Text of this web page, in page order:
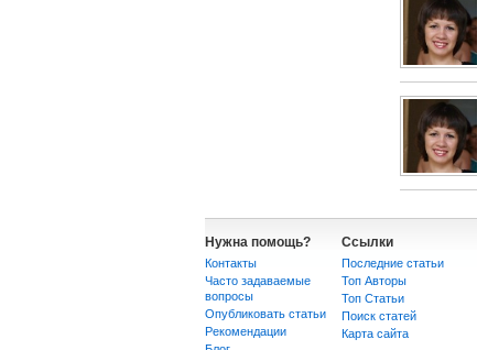
Нужна помощь?
Контакты
Часто задаваемые
вопросы
Опубликовать статьи
Рекомендации
Ссылки
Последние статьи
Топ Авторы
Топ Статьи
Поиск статей
Карта сайта